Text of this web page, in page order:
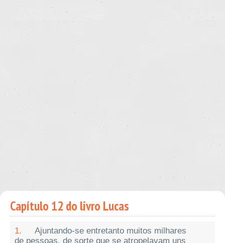
Capítulo 12 do livro Lucas
1.
Ajuntando-se entretanto muitos milhares
de pessoas, de sorte que se atropelavam uns